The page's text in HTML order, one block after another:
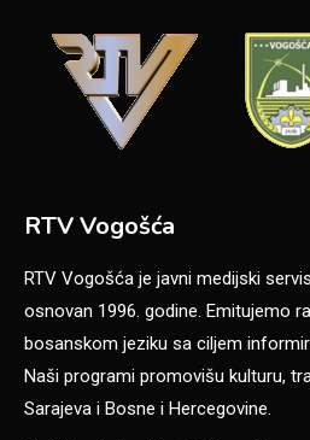
RTV Vogošća
RTV Vogošća je javni medijski
osnovan 1996. godine. Emitujemo
bosanskom jeziku sa ciljem
Naši programi promovišu kulturu,
Sarajeva i Bosne i Hercegovine.